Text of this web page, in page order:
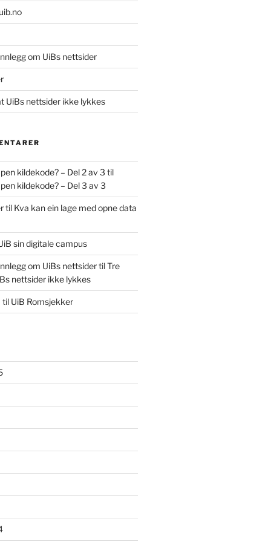
om UiBs nettsider
UiBs nettsider ikke lykkes
kildekode? – Del 2 av 3 til
kildekode? – Del 3 av 3
til Kva kan ein lage med opne data
sin digitale campus
om UiBs nettsidertilTre
nettsider ikke lykkes
til UiB Romsjekker